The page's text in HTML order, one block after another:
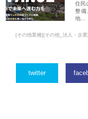
住民
整備
地…
[その他業種][その他_法人・企業]
twitter